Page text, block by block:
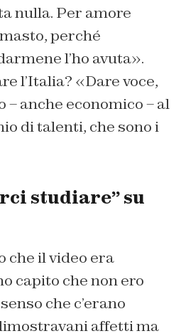
nulla. Per amore
perché
l’ho avuta».
l’Italia? «Dare voce,
– anche economico – al
di talenti, che sono i
studiare” su
che il video era
capito che non ero
che c’erano
affetti ma